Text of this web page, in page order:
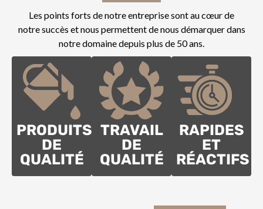
Les points forts de notre entreprise sont au cœur de
notre succès et nous permettent de nous démarquer dans
notre domaine depuis plus de 50 ans.
PRODUITS
DE
QUALITÉ
TRAVAIL
DE
QUALITÉ
RAPIDES
ET
RÉACTIFS